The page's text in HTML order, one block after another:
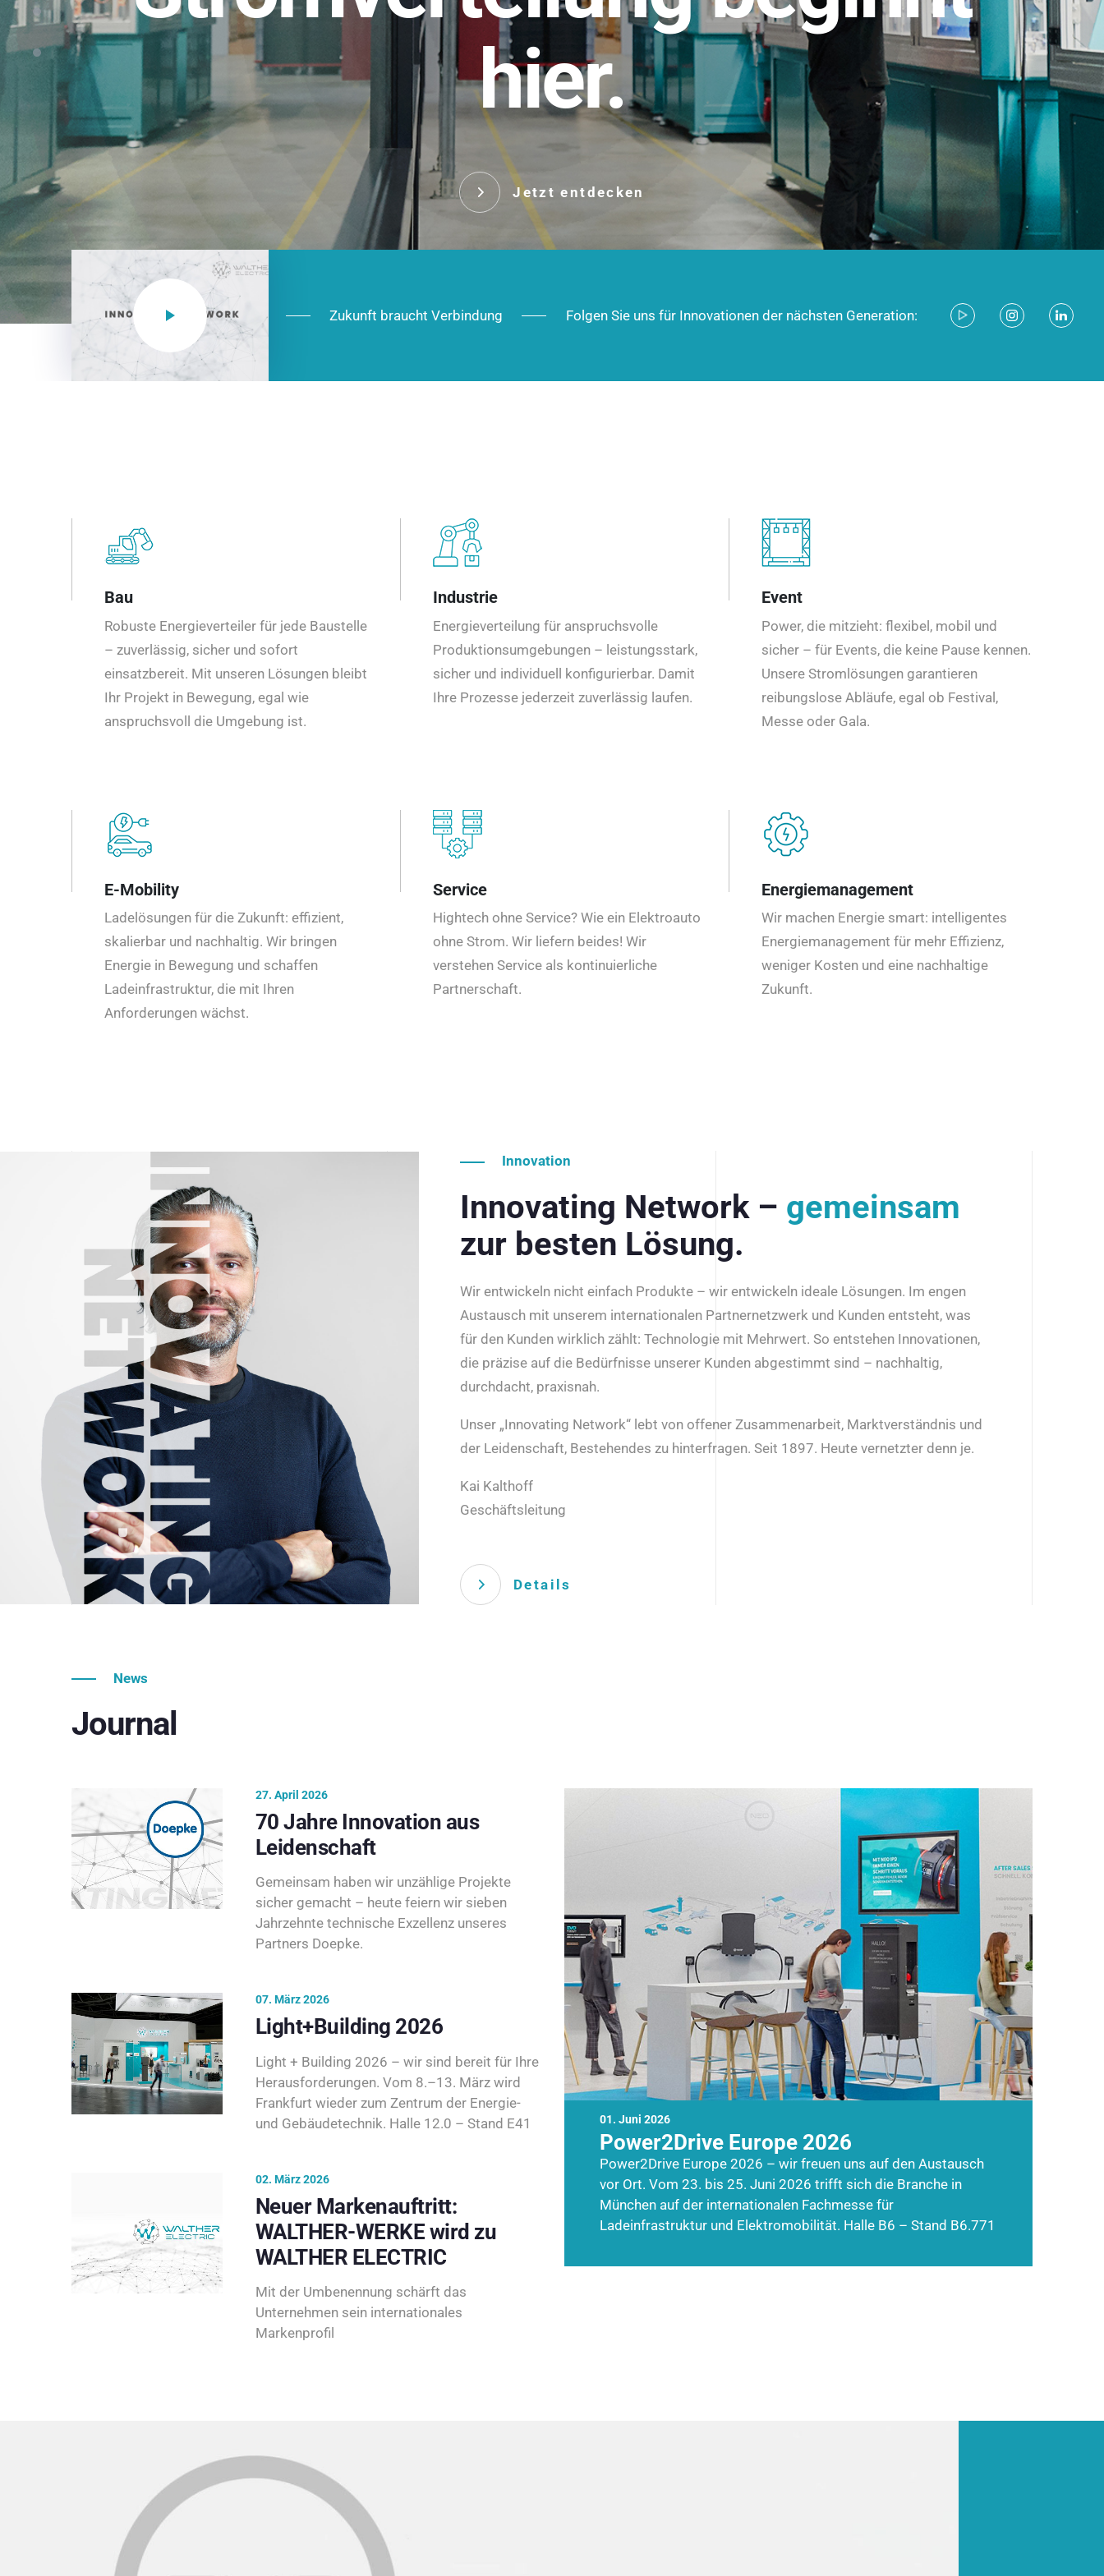
hier.
Jetzt entdecken
NEO CEE: Energieverteilung mit System. Robust im Alltag,
effizient in der Installation, zukunftsfähig im Ausbau.
Das innovative Stecksystem für industrielle Anwendungen –
robust, IP-geschützt und zukunftsfähig.
Jetzt entdecken
Zukunft braucht Verbindung Folgen Sie uns für Innovationen der nächsten Generation:
Bau
Robuste Energieverteiler für jede Baustelle
– zuverlässig, sicher und sofort
einsatzbereit. Mit unseren Lösungen bleibt
Ihr Projekt in Bewegung, egal wie
anspruchsvoll die Umgebung ist.
Industrie
Energieverteilung für anspruchsvolle
Produktionsumgebungen – leistungsstark,
sicher und individuell konfigurierbar. Damit
Ihre Prozesse jederzeit zuverlässig laufen.
Event
Power, die mitzieht: flexibel, mobil und
sicher – für Events, die keine Pause kennen.
Unsere Stromlösungen garantieren
reibungslose Abläufe, egal ob Festival,
Messe oder Gala.
E-Mobility
Ladelösungen für die Zukunft: effizient,
skalierbar und nachhaltig. Wir bringen
Energie in Bewegung und schaffen
Ladeinfrastruktur, die mit Ihren
Anforderungen wächst.
Service
Hightech ohne Service? Wie ein Elektroauto
ohne Strom. Wir liefern beides! Wir
verstehen Service als kontinuierliche
Partnerschaft.
Energiemanagement
Wir machen Energie smart: intelligentes
Energiemanagement für mehr Effizienz,
weniger Kosten und eine nachhaltige
Zukunft.
Innovation
Innovating Network – gemeinsam
zur besten Lösung.
Wir entwickeln nicht einfach Produkte – wir entwickeln ideale Lösungen. Im engen
Austausch mit unserem internationalen Partnernetzwerk und Kunden entsteht, was
für den Kunden wirklich zählt: Technologie mit Mehrwert. So entstehen Innovationen,
die präzise auf die Bedürfnisse unserer Kunden abgestimmt sind – nachhaltig,
durchdacht, praxisnah.
Unser „Innovating Network“ lebt von offener Zusammenarbeit, Marktverständnis und
der Leidenschaft, Bestehendes zu hinterfragen. Seit 1897. Heute vernetzter denn je.
Kai Kalthoff
Geschäftsleitung
Details
News
Journal
01. Juni 2026
Power2Drive Europe 2026
Power2Drive Europe 2026 – wir freuen uns auf den Austausch
vor Ort. Vom 23. bis 25. Juni 2026 trifft sich die Branche in
München auf der internationalen Fachmesse für
Ladeinfrastruktur und Elektromobilität. Halle B6 – Stand B6.771
27. April 2026
70 Jahre Innovation aus
Leidenschaft
Gemeinsam haben wir unzählige Projekte
sicher gemacht – heute feiern wir sieben
Jahrzehnte technische Exzellenz unseres
Partners Doepke.
07. März 2026
Light+Building 2026
Light + Building 2026 – wir sind bereit für Ihre
Herausforderungen. Vom 8.–13. März wird
Frankfurt wieder zum Zentrum der Energie-
und Gebäudetechnik. Halle 12.0 – Stand E41
02. März 2026
Neuer Markenauftritt:
WALTHER-WERKE wird zu
WALTHER ELECTRIC
Mit der Umbenennung schärft das
Unternehmen sein internationales
Markenprofil